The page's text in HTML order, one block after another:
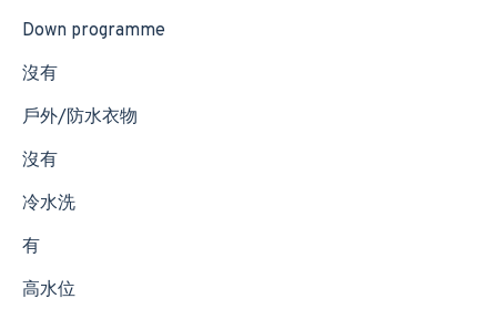
Down programme
沒有
戶外/防水衣物
沒有
冷水洗
有
高水位